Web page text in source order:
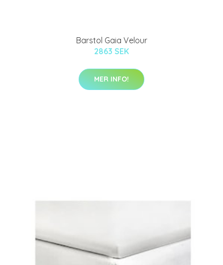
Barstol Gaia Velour
2863 SEK
MER INFO!